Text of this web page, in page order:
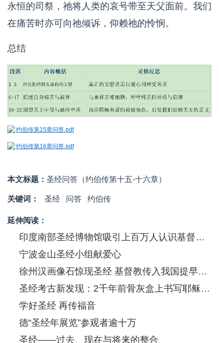
永恒的司祭，祂将人类的哀号带至天父面前。我们
在痛苦时亦可向祂倾诉，仰赖祂的怜悯。
总结
约伯传第15章问答.pdf
约伯传第16章问答.pdf
本文标题： 圣经问答（约伯传第十五-十六章）
关键词： 圣经 问答 约伯传
延伸阅读：
印度南部圣经博物馆吸引上百万人认识基督信息
宁波金山圣经小组献爱心
徐州汉画像石惊现圣经 基督教传入我国提早550年
圣经考古新发现：2千年前骨灰盒上书写耶稣(图)
学好圣经 再传福音
德“圣经年展览”参观者逾十万
圣经——过去、现在与将来的整合